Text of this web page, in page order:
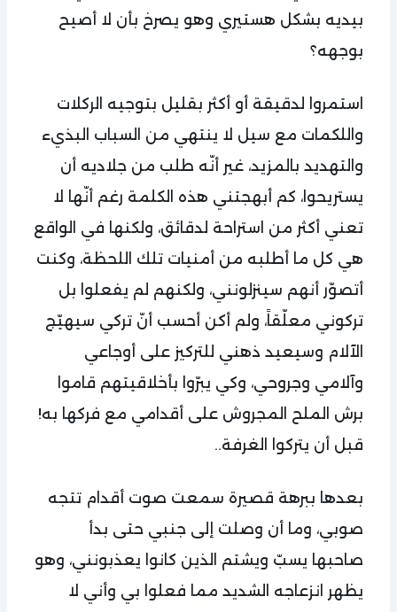
بيديه بشكل هستيري وهو يصرخ بأن لا أصيح
بوجهه؟
استمروا لدقيقة أو أكثر بقليل بتوجيه الركلات
واللكمات مع سيل لا ينتهي من السباب البذيء
والتهديد بالمزيد، غير أنّه طلب من جلاديه أن
يستريحوا، كم أبهجتني هذه الكلمة رغم أنّها لا
تعني أكثر من استراحة لدقائق، ولكنها في الواقع
هي كل ما أطلبه من أمنيات تلك اللحظة، وكنت
أتصوّر أنهم سينزلونني، ولكنهم لم يفعلوا بل
تركوني معلّقاً، ولم أكن أحسب أنّ تركي سيهيّج
الآلام وسيعيد ذهني للتركيز على أوجاعي
وآلامي وجروحي، وكي يبرّوا بأخلاقيتهم قاموا
برش الملح المجروش على أقدامي مع فركها به!
قبل أن يتركوا الغرفة..
بعدها ببرهة قصيرة سمعت صوت أقدام تتجه
صوبي، وما أن وصلت إلى جنبي حتى بدأ
صاحبها يسبّ ويشتم الذين كانوا يعذبونني، وهو
يظهر انزعاجه الشديد مما فعلوا بي وأني لا